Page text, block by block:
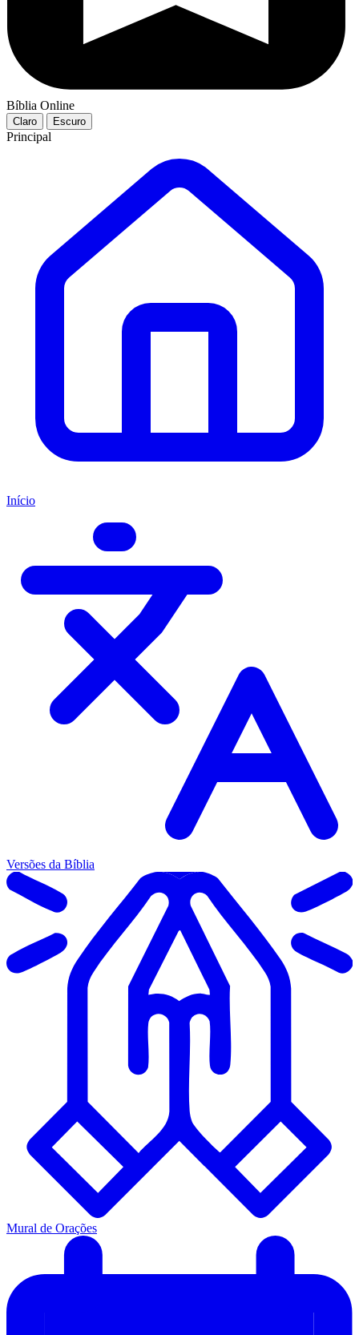
Bíblia Online
Claro Escuro
Principal
Início
Versões da Bíblia
Mural de Orações